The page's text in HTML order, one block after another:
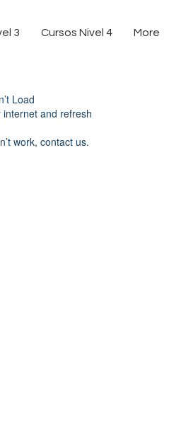
3 Cursos Nivel 4 More
Load
internet and refresh
work, contact us.